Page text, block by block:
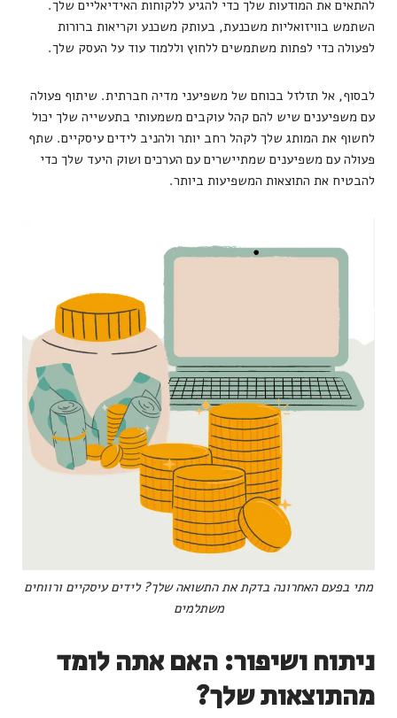
להתאים את המודעות שלך כדי להגיע ללקוחות האידיאליים שלך.
השתמש בוויזואליות משכנעת, בעותק משכנע וקריאות ברורות
לפעולה כדי לפתות משתמשים ללחוץ וללמוד עוד על העסק שלך.
לבסוף, אל תזלזל בכוחם של משפיעני מדיה חברתית. שיתוף פעולה
עם משפיענים שיש להם קהל עוקבים משמעותי בתעשייה שלך יכול
לחשוף את המותג שלך לקהל רחב יותר ולהניב לידים עיסקיים. שתף
פעולה עם משפיענים שמתיישרים עם הערכים ושוק היעד שלך כדי
להבטיח את התוצאות המשפיעות ביותר.
מתי בפעם האחרונה בדקת את התשואה שלך? לידים עיסקיים ורווחים
משתלמים
ניתוח ושיפור: האם אתה לומד
מהתוצאות שלך?